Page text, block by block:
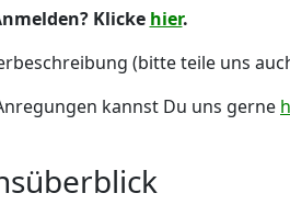
Klicke hier.
(bitte teile uns
kannst Du uns gerne